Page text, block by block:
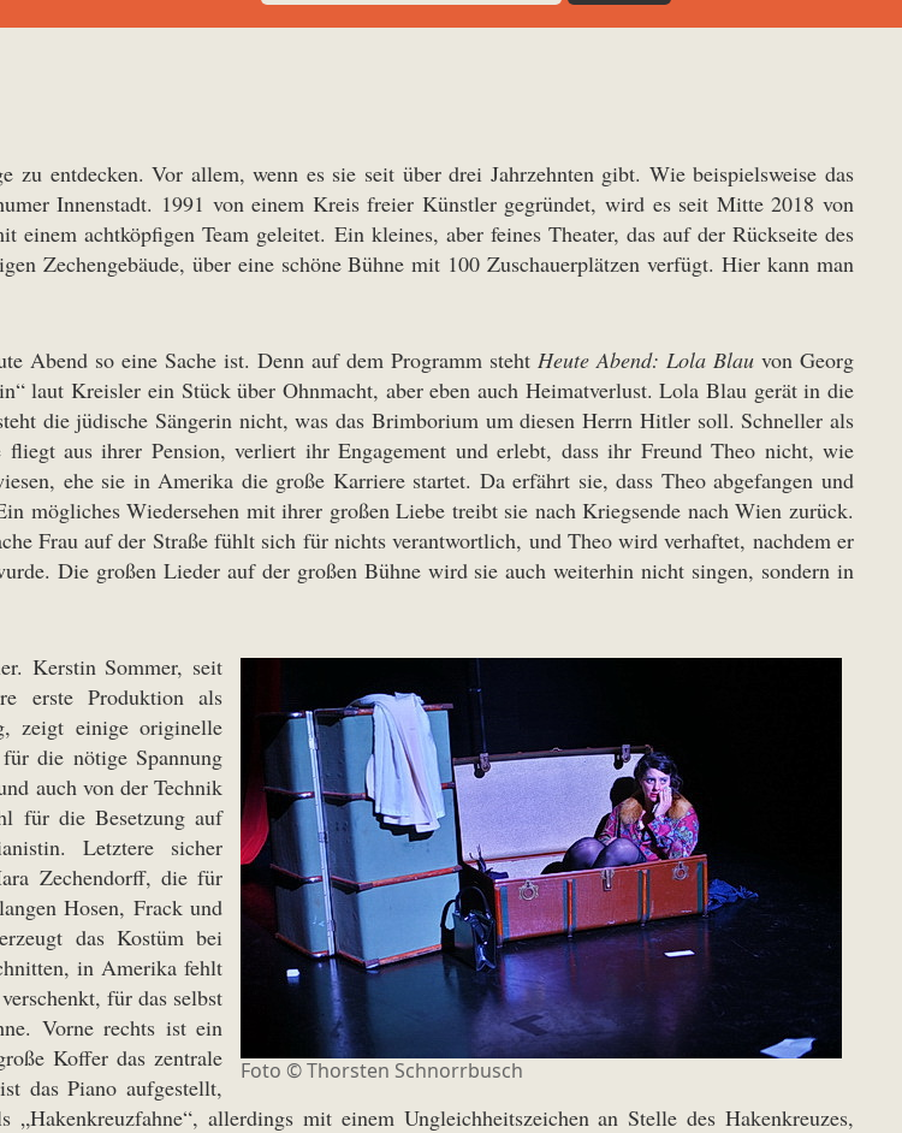
zu entdecken. Vor allem, wenn es sie seit über drei Jahrzehnten gibt. Wie beispielsweise das
Innenstadt. 1991 von einem Kreis freier Künstler gegründet, wird es seit Mitte 2018 von
einem achtköpfigen Team geleitet. Ein kleines, aber feines Theater, das auf der Rückseite des
Zechengebäude, über eine schöne Bühne mit 100 Zuschauerplätzen verfügt. Hier kann man
Abend so eine Sache ist. Denn auf dem Programm steht Heute Abend: Lola Blau von Georg
laut Kreisler ein Stück über Ohnmacht, aber eben auch Heimatverlust. Lola Blau gerät in die
die jüdische Sängerin nicht, was das Brimborium um diesen Herrn Hitler soll. Schneller als
aus ihrer Pension, verliert ihr Engagement und erlebt, dass ihr Freund Theo nicht, wie
ehe sie in Amerika die große Karriere startet. Da erfährt sie, dass Theo abgefangen und
mögliches Wiedersehen mit ihrer großen Liebe treibt sie nach Kriegsende nach Wien zurück.
Frau auf der Straße fühlt sich für nichts verantwortlich, und Theo wird verhaftet, nachdem er
Die großen Lieder auf der großen Bühne wird sie auch weiterhin nicht singen, sondern in
Foto © Thorsten Schnorrbusch
Kerstin Sommer, seit
erste Produktion als
zeigt einige originelle
die nötige Spannung
auch von der Technik
für die Besetzung auf
Letztere sicher
Zechendorff, die für
Hosen, Frack und
das Kostüm bei
in Amerika fehlt
für das selbst
Vorne rechts ist ein
Koffer das zentrale
das Piano aufgestellt,
allerdings mit einem Ungleichheitszeichen an Stelle des Hakenkreuzes,